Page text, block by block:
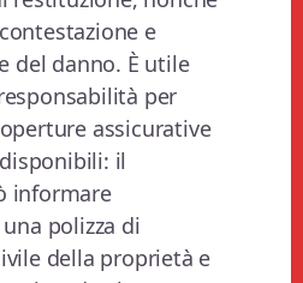
e
del danno. È utile
per
assicurative
il
informare
una polizza di
della proprietà e